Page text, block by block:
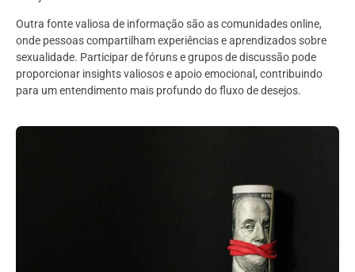
Outra fonte valiosa de informação são as comunidades online,
onde pessoas compartilham experiências e aprendizados sobre
sexualidade. Participar de fóruns e grupos de discussão pode
proporcionar insights valiosos e apoio emocional, contribuindo
para um entendimento mais profundo do fluxo de desejos.